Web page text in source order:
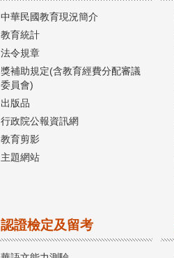
中華民國教育現況簡介
教育統計
法令規章
獎補助規定(含教育經費分配審議
委員會)
出版品
行政院公報資訊網
教育剪影
主題網站
認證檢定及留考